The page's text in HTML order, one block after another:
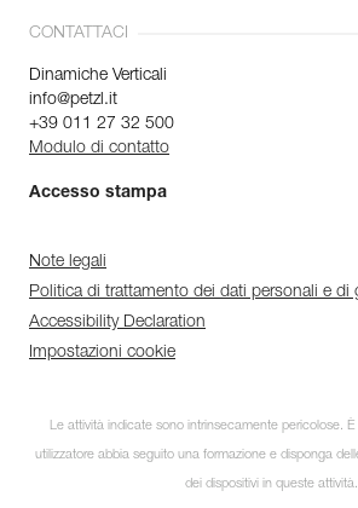
CONTATTACI
Dinamiche Verticali
info@petzl.it
+39 011 27 32 500
Modulo di contatto
Accesso stampa
Note legali
Politica di trattamento dei dati personali e di
Accessibility Declaration
Impostazioni cookie
Le attività indicate sono intrinsecamente pericolose.
utilizzatore abbia seguito una formazione e disponga
dei dispositivi in queste attività.